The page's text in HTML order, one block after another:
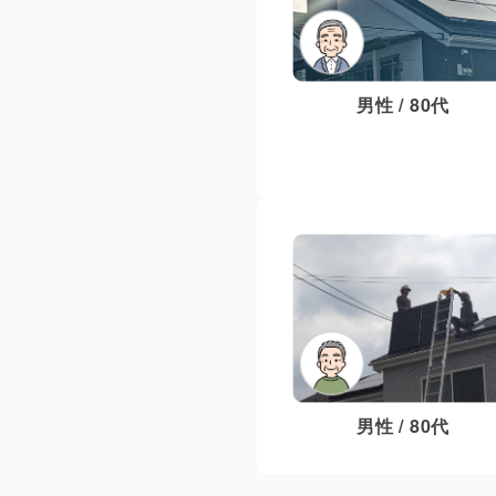
男性 / 80代
男性 / 80代